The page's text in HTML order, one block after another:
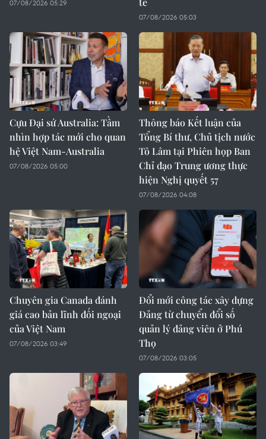
07/08/2026 05:29
07/08/2026 05:03
Cựu Đại sứ Australia: Tầm
nhìn hợp tác mới cho quan
hệ Việt Nam-Australia
07/08/2026 05:00
Thông báo Kết luận của
Tổng Bí thư, Chủ tịch nước
Tô Lâm tại Phiên họp Ban
Chỉ đạo Trung ương thực
hiện Nghị quyết 57
07/08/2026 04:08
Chuyên gia Canada đánh
giá cao bản lĩnh đối ngoại
của Việt Nam
07/08/2026 03:49
Đổi mới công tác xây dựng
Đảng từ chuyển đổi số
quản lý đảng viên ở Phú
Thọ
07/08/2026 03:05